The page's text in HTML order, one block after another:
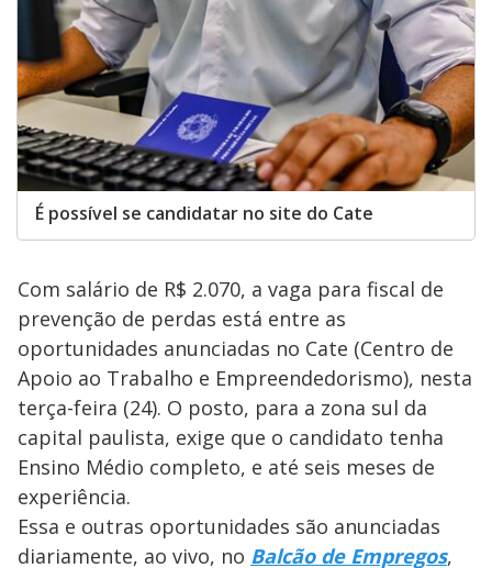
É possível se candidatar no site do Cate
Com salário de R$ 2.070, a vaga para fiscal de
prevenção de perdas está entre as
oportunidades anunciadas no Cate (Centro de
Apoio ao Trabalho e Empreendedorismo), nesta
terça-feira (24). O posto, para a zona sul da
capital paulista, exige que o candidato tenha
Ensino Médio completo, e até seis meses de
experiência.
Essa e outras oportunidades são anunciadas
diariamente, ao vivo, no Balcão de Empregos,